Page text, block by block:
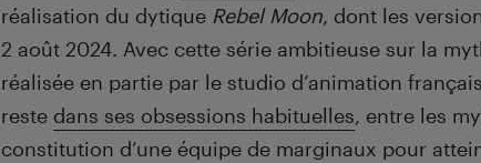
réalisation du dytique Rebel Moon, dont les
2 août 2024. Avec cette série ambitieuse sur la
réalisée en partie par le studio d’animation
reste dans ses obsessions habituelles, entre les
constitution d’une équipe de marginaux pour